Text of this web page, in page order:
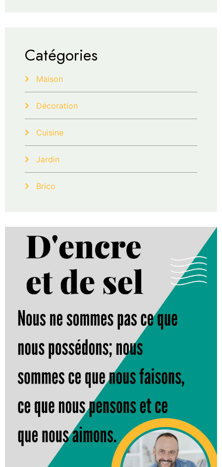
Catégories
Maison
Décoration
Cuisine
Jardin
Brico